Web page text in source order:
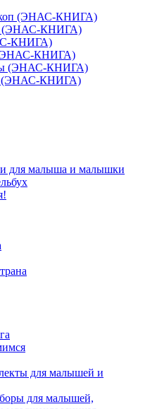
(ЭНАС-КНИГА)
(ЭНАС-КНИГА)
КНИГА)
(ЭНАС-КНИГА)
(ЭНАС-КНИГА)
(ЭНАС-КНИГА)
для малыша и малышки
для малышей и
для малышей,